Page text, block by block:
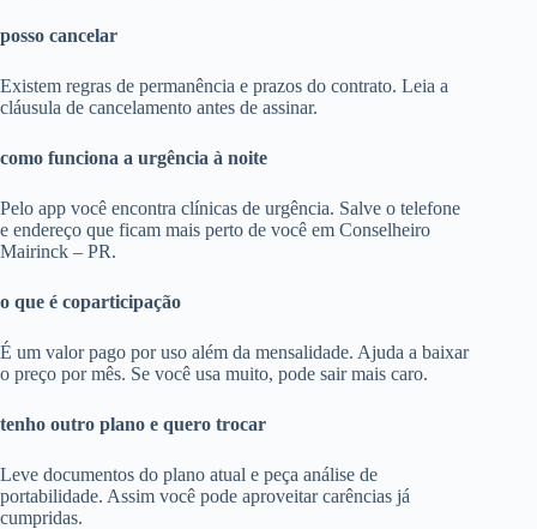
posso cancelar
Existem regras de permanência e prazos do contrato. Leia a
cláusula de cancelamento antes de assinar.
como funciona a urgência à noite
Pelo app você encontra clínicas de urgência. Salve o telefone
e endereço que ficam mais perto de você em Conselheiro
Mairinck – PR.
o que é coparticipação
É um valor pago por uso além da mensalidade. Ajuda a baixar
o preço por mês. Se você usa muito, pode sair mais caro.
tenho outro plano e quero trocar
Leve documentos do plano atual e peça análise de
portabilidade. Assim você pode aproveitar carências já
cumpridas.